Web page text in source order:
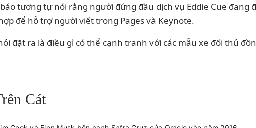
tương tự nói rằng người đứng đầu dịch vụ Eddie Cue
để hỗ trợ người viết trong Pages và Keynote.
đặt ra là điều gì có thể cạnh tranh với các mẫu xe đối thủ
Cát